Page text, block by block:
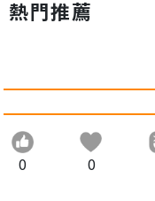
熱門推薦
0 0